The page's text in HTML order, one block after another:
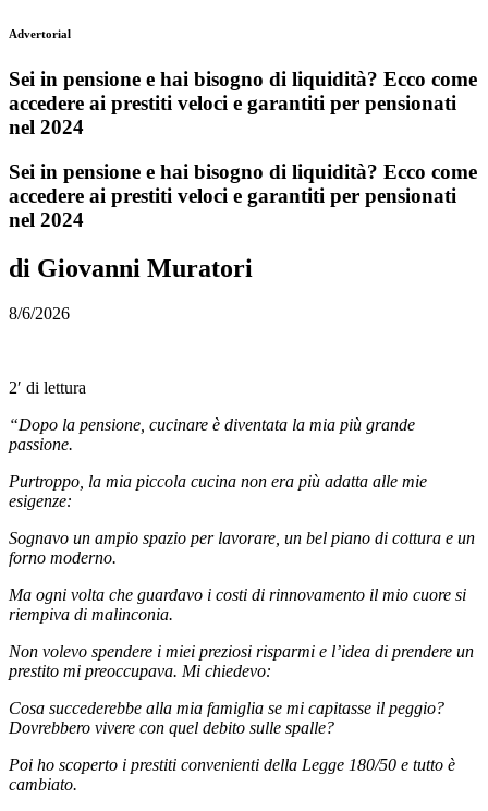
Advertorial
Sei in pensione e hai bisogno di liquidità? Ecco come
accedere ai prestiti veloci e garantiti per pensionati
nel 2024
Sei in pensione e hai bisogno di liquidità? Ecco come
accedere ai prestiti veloci e garantiti per pensionati
nel 2024
di Giovanni Muratori
8/6/2026
2′ di lettura
“Dopo la pensione, cucinare è diventata la mia più grande
passione.
Purtroppo, la mia piccola cucina non era più adatta alle mie
esigenze:
Sognavo un ampio spazio per lavorare, un bel piano di cottura e un
forno moderno.
Ma ogni volta che guardavo i costi di rinnovamento il mio cuore si
riempiva di malinconia.
Non volevo spendere i miei preziosi risparmi e l’idea di prendere un
prestito mi preoccupava. Mi chiedevo:
Cosa succederebbe alla mia famiglia se mi capitasse il peggio?
Dovrebbero vivere con quel debito sulle spalle?
Poi ho scoperto i prestiti convenienti della Legge 180/50 e tutto è
cambiato.